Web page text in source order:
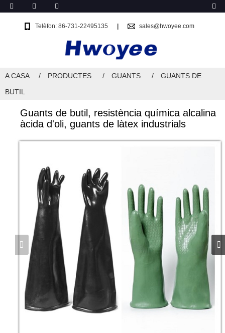
Telèfon: 86-731-22495135 sales@hwoyee.com
A CASA PRODUCTES GUANTS
GUANTS DE
BUTIL
Guants de butil, resistència química alcalina
àcida d'oli, guants de làtex industrials